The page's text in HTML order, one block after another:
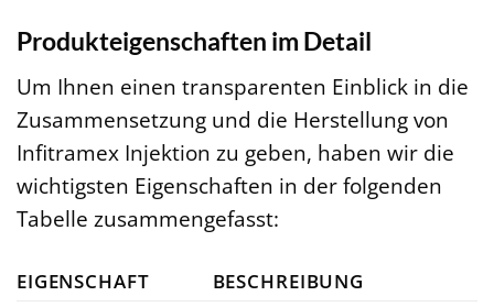
Produkteigenschaften im Detail
Um Ihnen einen transparenten Einblick in die
Zusammensetzung und die Herstellung von
Infitramex Injektion zu geben, haben wir die
wichtigsten Eigenschaften in der folgenden
Tabelle zusammengefasst:
EIGENSCHAFT BESCHREIBUNG